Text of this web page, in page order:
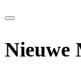
Nieuwe